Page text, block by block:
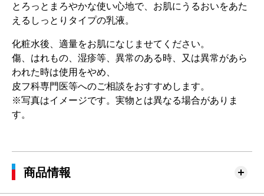
とろっとまろやかな使い心地で、お肌にうるおいをあた
えるしっとりタイプの乳液。
化粧水後、適量をお肌になじませてください。
傷、はれもの、湿疹等、異常のある時、又は異常があら
われた時は使用をやめ、
皮フ科専門医等へのご相談をおすすめします。
※写真はイメージです。実物とは異なる場合がありま
す。
商品情報